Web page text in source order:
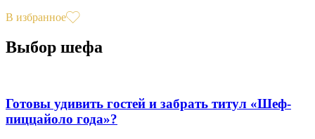
В избранное
Выбор шефа
Готовы удивить гостей и забрать титул «Шеф-
пиццайоло года»?